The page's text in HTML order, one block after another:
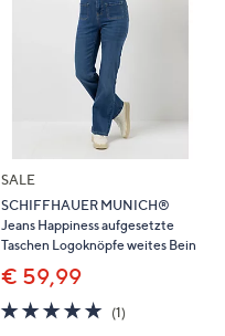
SALE
SCHIFFHAUER MUNICH®
Jeans Happiness aufgesetzte
Taschen Logoknöpfe weites Bein
€ 59,99
5.0
von
(1)1